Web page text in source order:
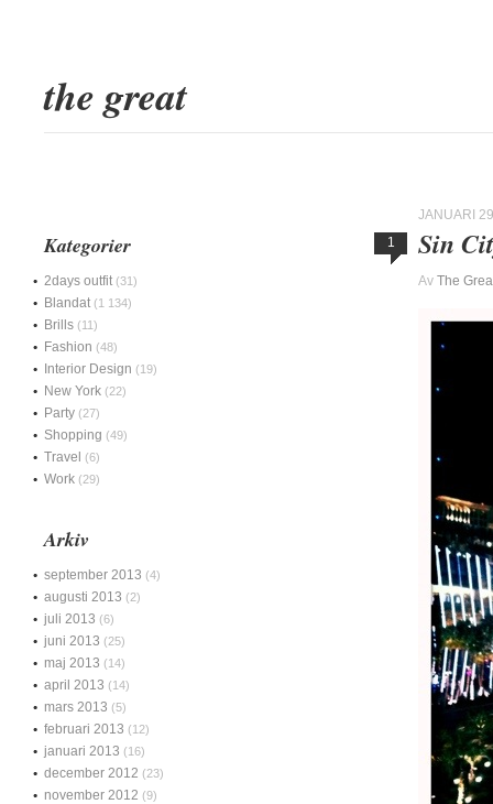
the great
JANUARI
1
Sin
Av The
Kategorier
2days outfit (31)
Blandat (1 134)
Brills (11)
Fashion (48)
Interior Design (19)
New York (22)
Party (27)
Shopping (49)
Travel (6)
Work (29)
Arkiv
september 2013 (4)
augusti 2013 (2)
juli 2013 (6)
juni 2013 (25)
maj 2013 (14)
april 2013 (14)
mars 2013 (5)
februari 2013 (12)
januari 2013 (16)
december 2012 (23)
november 2012 (9)